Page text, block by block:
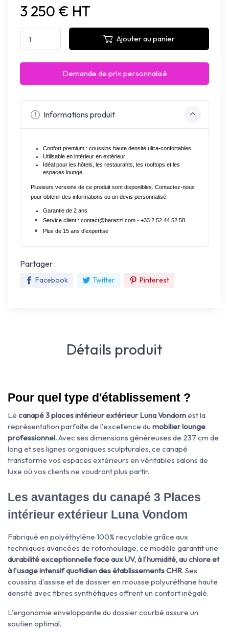
3 250 € HT
Ajouter au panier
Demande de prix personnalisé
Informations produit
Confort premium : coussins haute densité ultra-confortables
Utilisable en intérieur en extérieur
Idéal pour les hôtels, les restaurants, les rooftops et les
espaces lounge
Plusieurs versions de ce produit sont disponibles. Contactez-nous
pour obtenir des informations ou un devis personnalisé.
Garantie de 2 ans
Service client : contact@barazzi.com - +33 2 52 44 52 58
Plus de 15 ans d'expertise
Partager :
Facebook Twitter Pinterest
Détails produit
Pour quel type d'établissement ?
Le canapé 3 places intérieur extérieur Luna Vondomest la
représentation parfaite de l'excellence du mobilier lounge
professionnel.Avec ses dimensions généreuses de 237 cm de
long et ses lignes organiques sculpturales, ce canapé
transforme vos espaces extérieurs en véritables salons de
luxe où vos clients ne voudront plus partir.
Les avantages du canapé 3 Places
intérieur extérieur Luna Vondom
Fabriqué en polyéthylène 100% recyclable grâce aux
techniques avancées de rotomoulage, ce modèle garantit une
durabilité exceptionnelle face aux UV, à l'humidité, au chlore et
à l'usage intensif quotidien des établissements CHR. Ses
coussins d'assise et de dossier en mousse polyuréthane haute
densité avec fibres synthétiques offrent un confort inégalé.
L'ergonomie enveloppante du dossier courbé assure un
soutien optimal.